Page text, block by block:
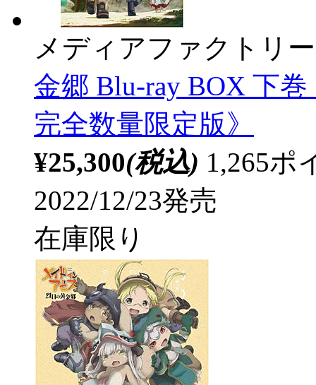
メディアファクトリー
金郷 Blu-ray BOX 下
完全数量限定版》
¥25,300(税込) 1,265ポ
2022/12/23発売
在庫限り